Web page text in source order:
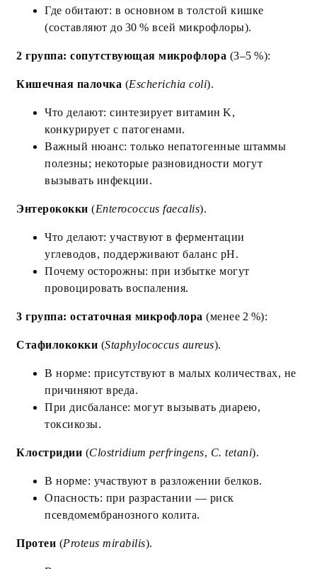
Где обитают: в основном в толстой кишке
(составляют до 30 % всей микрофлоры).
2 группа: сопутствующая микрофлора (3–5 %):
Кишечная палочка (Escherichia coli).
Что делают: синтезирует витамин K,
конкурирует с патогенами.
Важный нюанс: только непатогенные штаммы
полезны; некоторые разновидности могут
вызывать инфекции.
Энтерококки (Enterococcus faecalis).
Что делают: участвуют в ферментации
углеводов, поддерживают баланс pH.
Почему осторожны: при избытке могут
провоцировать воспаления.
3 группа: остаточная микрофлора (менее 2 %):
Стафилококки (Staphylococcus aureus).
В норме: присутствуют в малых количествах, не
причиняют вреда.
При дисбалансе: могут вызывать диарею,
токсикозы.
Клостридии (Clostridium perfringens, C. tetani).
В норме: участвуют в разложении белков.
Опасность: при разрастании — риск
псевдомембранозного колита.
Протеи (Proteus mirabilis).